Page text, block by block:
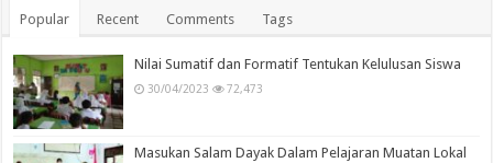
Popular Recent Comments Tags
Nilai Sumatif dan Formatif Tentukan Kelulusan Siswa
30/04/2023 72,473
Masukan Salam Dayak Dalam Pelajaran Muatan Lokal